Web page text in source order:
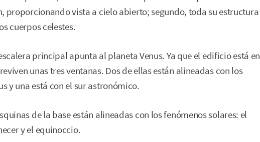
proporcionando vista a cielo abierto; segundo, toda su estructura
cuerpos celestes.
principal apunta al planeta Venus. Ya que el edificio está en
unas tres ventanas. Dos de ellas están alineadas con los
y una está con el sur astronómico.
de la base están alineadas con los fenómenos solares: el
y el equinoccio.